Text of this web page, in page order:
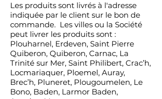
Les produits sont livrés à l'adresse
indiquée par le client sur le bon de
commande. Les villes ou la Société
peut livrer les produits sont :
Plouharnel, Erdeven, Saint Pierre
Quiberon, Quiberon, Carnac, La
Trinité sur Mer, Saint Philibert, Crac’h,
Locmariaquer, Ploemel, Auray,
Brec’h, Pluneret, Plougoumelen, Le
Bono, Baden, Larmor Baden,